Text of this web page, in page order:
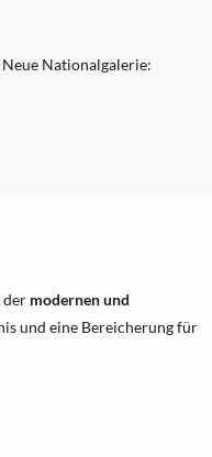
Nationalgalerie:
der modernen und
und eine Bereicherung für